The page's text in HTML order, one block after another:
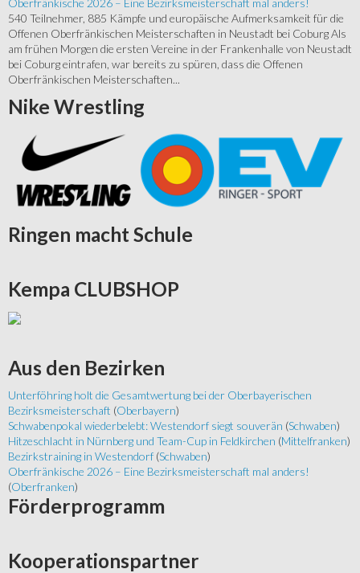
540 Teilnehmer, 885 Kämpfe und europäische Aufmerksamkeit für die
Offenen Oberfränkischen Meisterschaften in Neustadt bei Coburg Als
am frühen Morgen die ersten Vereine in der Frankenhalle von Neustadt
bei Coburg eintrafen, war bereits zu spüren, dass die Offenen
Oberfränkischen Meisterschaften...
Nike Wrestling
Ringen macht Schule
Kempa CLUBSHOP
Aus den Bezirken
Unterföhring holt die Gesamtwertung bei der Oberbayerischen
Bezirksmeisterschaft (Oberbayern)
Schwabenpokal wiederbelebt: Westendorf siegt souverän (Schwaben)
Hitzeschlacht in Nürnberg und Team-Cup in Feldkirchen (Mittelfranken)
Bezirkstraining in Westendorf (Schwaben)
Oberfränkische 2026 – Eine Bezirksmeisterschaft mal anders!
(Oberfranken)
Förderprogramm
Kooperationspartner